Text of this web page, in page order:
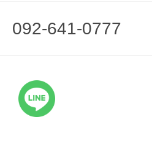
092-641-0777